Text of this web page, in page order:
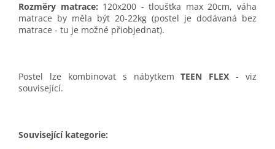
Rozměry matrace: 120x200 - tloušťka max 20cm, váha
matrace by měla být 20-22kg (postel je dodávaná bez
matrace - tu je možné přiobjednat).
Postel lze kombinovat s nábytkemTEEN FLEX - viz
související.
Související kategorie: